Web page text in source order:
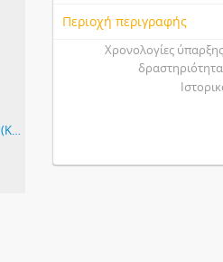
Συλλογή εφημερίδων Ηρακλή Πετιμεζά (Κ155)
Περιοχή περιγραφής
Χρονολογίες